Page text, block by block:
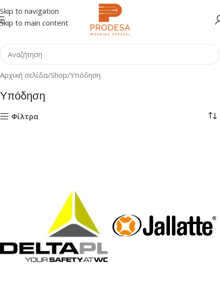
Skip to navigation
Skip to main content
Αρχική σελίδα Shop Υπόδηση
Υπόδηση
Φίλτρα